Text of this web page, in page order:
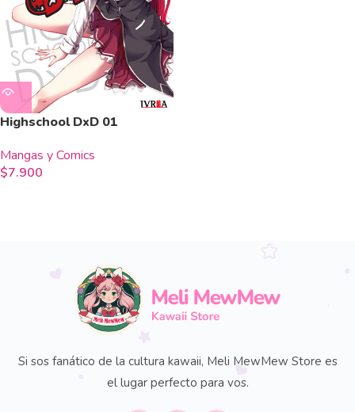
Highschool DxD 01
Mangas y Comics
$7.900
Si sos fanático de la cultura kawaii, Meli MewMew Store es
el lugar perfecto para vos.